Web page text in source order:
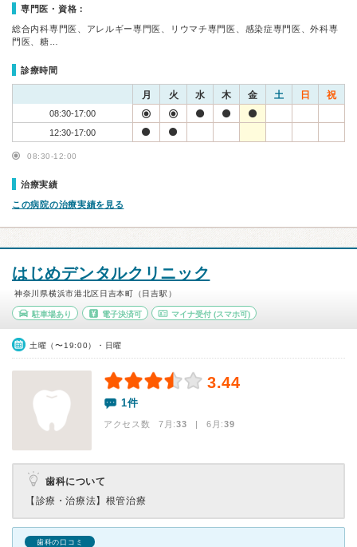
専門医・資格：
総合内科専門医、アレルギー専門医、リウマチ専門医、感染症専門医、外科専
門医、糖…
診療時間
月 火 水 木 金 土 日 祝
08:30-17:00
12:30-17:00
08:30-12:00
治療実績
この病院の治療実績を見る
はじめデンタルクリニック
神奈川県横浜市港北区日吉本町（日吉駅）
駐車場あり 電子決済可 マイナ受付 (スマホ可)
土曜（〜19:00）・日曜
3.44
1件
アクセス数 7月:33 | 6月:39
歯科について
【診療・治療法】 根管治療
歯科の口コミ